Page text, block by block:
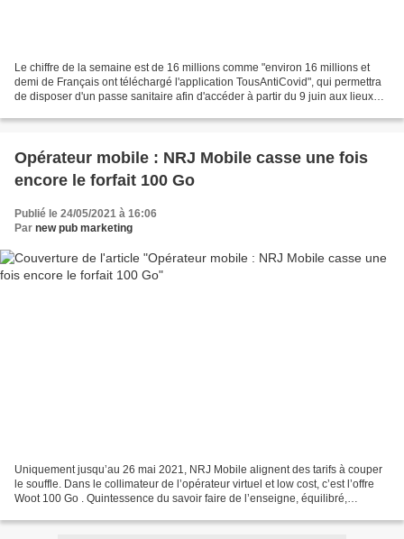
Le chiffre de la semaine est de 16 millions comme "environ 16 millions et
demi de Français ont téléchargé l'application TousAntiCovid", qui permettra
de disposer d'un passe sanitaire afin d'accéder à partir du 9 juin aux lieux
Opérateur mobile : NRJ Mobile casse une fois
encore le forfait 100 Go
Publié le 24/05/2021 à 16:06
Par new pub marketing
Uniquement jusqu’au 26 mai 2021, NRJ Mobile alignent des tarifs à couper
le souffle. Dans le collimateur de l’opérateur virtuel et low cost, c’est l’offre
Woot 100 Go . Quintessence du savoir faire de l’enseigne, équilibré,